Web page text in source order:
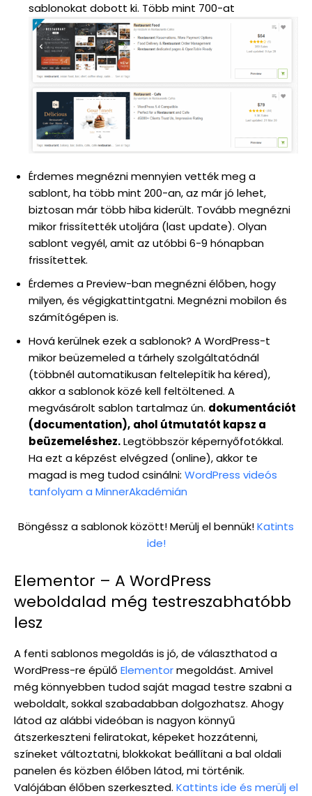
sablonokat dobott ki. Több mint 700-at
Érdemes megnézni mennyien vették meg a
sablont, ha több mint 200-an, az már jó lehet,
biztosan már több hiba kiderült. Tovább megnézni
mikor frissítették utoljára (last update). Olyan
sablont vegyél, amit az utóbbi 6-9 hónapban
frissítettek.
Érdemes a Preview-ban megnézni élőben, hogy
milyen, és végigkattintgatni. Megnézni mobilon és
számítógépen is.
Hová kerülnek ezek a sablonok? A WordPress-t
mikor beüzemeled a tárhely szolgáltatódnál
(többnél automatikusan feltelepítik ha kéred),
akkor a sablonok közé kell feltöltened. A
megvásárolt sablon tartalmaz ún. dokumentációt
(documentation), ahol útmutatót kapsz a
beüzemeléshez.Legtöbbször képernyőfotókkal.
Ha ezt a képzést elvégzed (online), akkor te
magad is meg tudod csinálni: WordPress videós
tanfolyam a MinnerAkadémián
Böngéssz a sablonok között! Merülj el bennük!Katints
ide!
Elementor – A WordPress
weboldalad még testreszabhatóbb
lesz
A fenti sablonos megoldás is jó, de választhatod a
WordPress-re épülő Elementormegoldást. Amivel
még könnyebben tudod saját magad testre szabni a
weboldalt, sokkal szabadabban dolgozhatsz. Ahogy
látod az alábbi videóban is nagyon könnyű
átszerkeszteni feliratokat, képeket hozzátenni,
színeket változtatni, blokkokat beállítani a bal oldali
panelen és közben élőben látod, mi történik.
Valójában élőben szerkeszted. Kattints ide és merülj el